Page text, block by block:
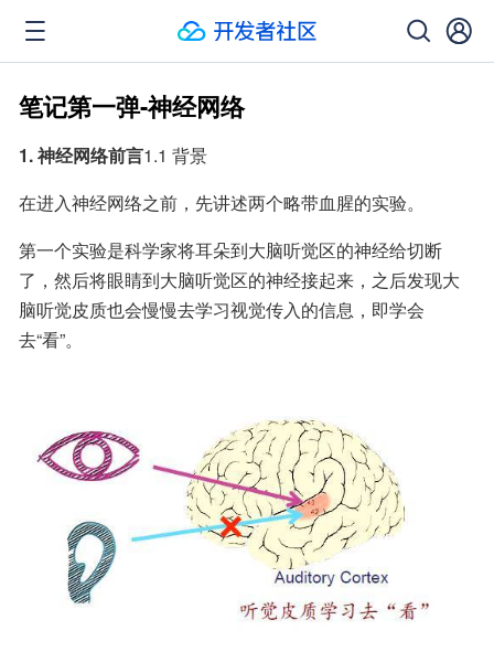
笔记第一弹-神经网络
1. 神经网络前言1.1 背景
在进入神经网络之前，先讲述两个略带血腥的实验。
第一个实验是科学家将耳朵到大脑听觉区的神经给切断
了，然后将眼睛到大脑听觉区的神经接起来，之后发现大
脑听觉皮质也会慢慢去学习视觉传入的信息，即学会
去“看”。